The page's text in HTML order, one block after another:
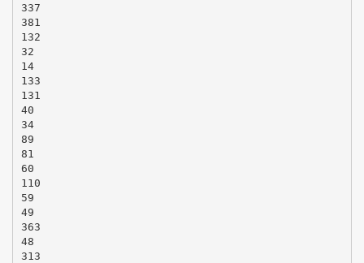
337
381
132
32
14
133
131
40
34
89
81
60
110
59
49
363
48
313